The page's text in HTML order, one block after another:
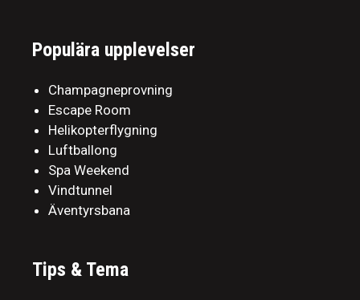
Populära upplevelser
Champagneprovning
Escape Room
Helikopterflygning
Luftballong
Spa Weekend
Vindtunnel
Äventyrsbana
Tips & Tema